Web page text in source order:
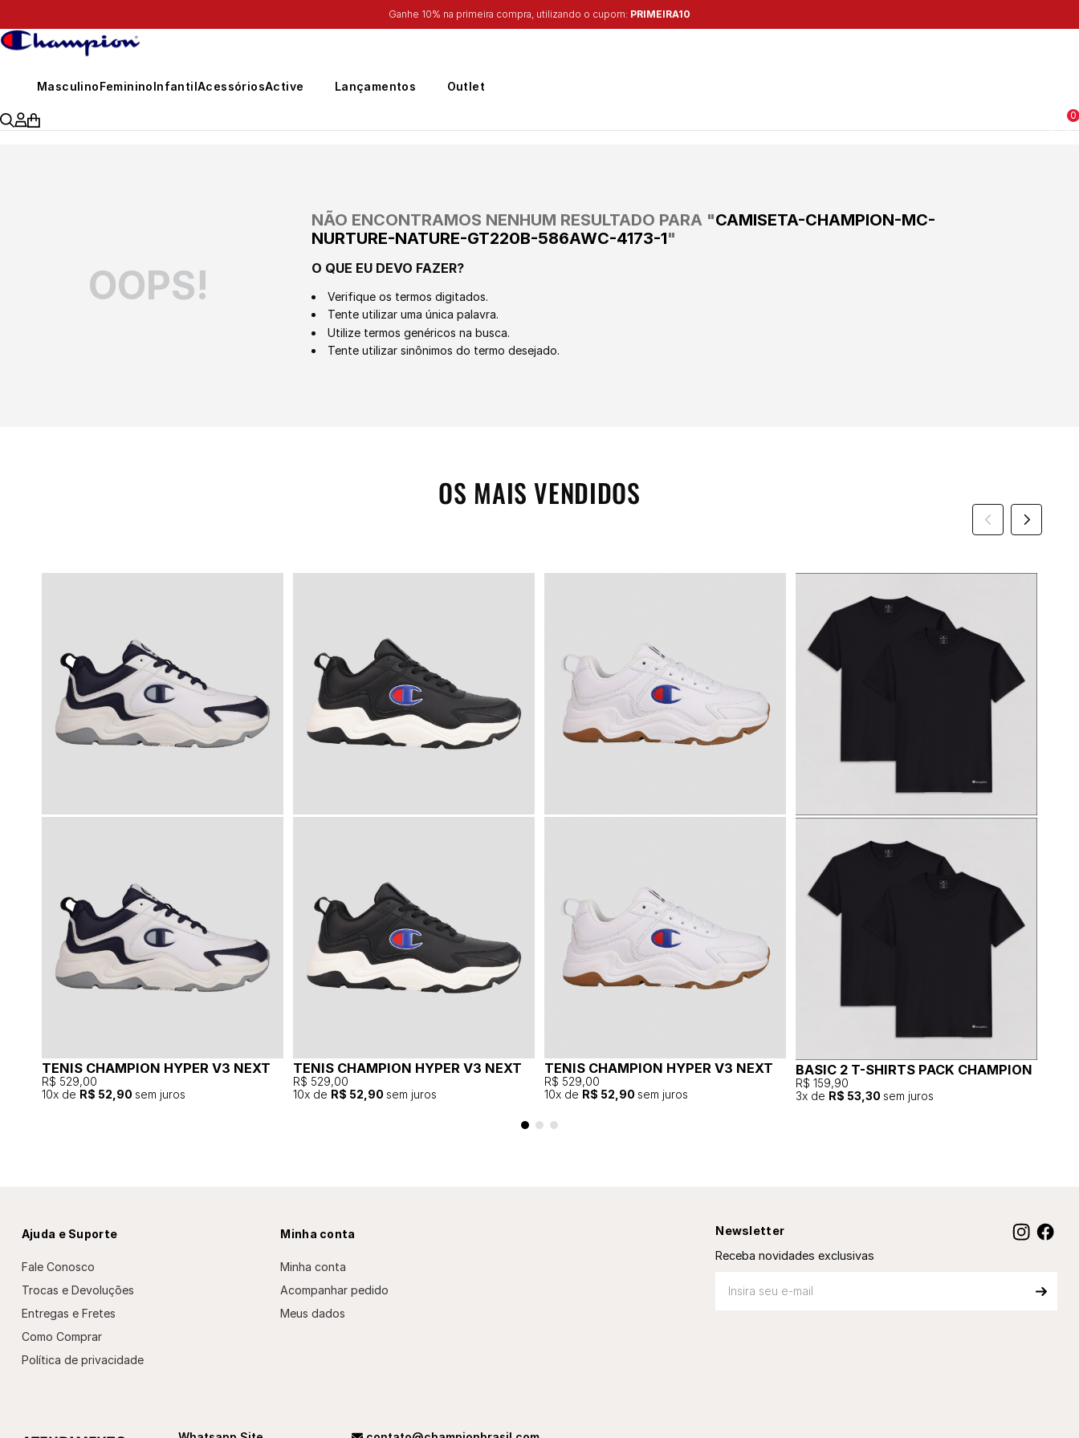
Ganhe 10% na primeira compra, utilizando o cupom: PRIMEIRA10
MasculinoFemininoInfantilAcessóriosActive Lançamentos Outlet
0
OOPS!
NÃO ENCONTRAMOS NENHUM RESULTADO PARA "CAMISETA-CHAMPION-MC-
NURTURE-NATURE-GT220B-586AWC-4173-1"
O QUE EU DEVO FAZER?
Verifique os termos digitados.
Tente utilizar uma única palavra.
Utilize termos genéricos na busca.
Tente utilizar sinônimos do termo desejado.
OS MAIS VENDIDOS
TENIS CHAMPION HYPER V3 NEXT
R$ 529,00
10x de R$ 52,90 sem juros
TENIS CHAMPION HYPER V3 NEXT
R$ 529,00
10x de R$ 52,90 sem juros
TENIS CHAMPION HYPER V3 NEXT
R$ 529,00
10x de R$ 52,90 sem juros
BASIC 2 T-SHIRTS PACK CHAMPION
R$ 159,90
3x de R$ 53,30 sem juros
Newsletter
Receba novidades exclusivas
Ajuda e Suporte
Fale Conosco
Trocas e Devoluções
Entregas e Fretes
Como Comprar
Política de privacidade
Minha conta
Minha conta
Acompanhar pedido
Meus dados